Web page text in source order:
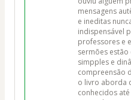
mensagens
e ineditas
indispensável
professores e
sermões
simpples e
compreensão
o livro aborda
conhecidos